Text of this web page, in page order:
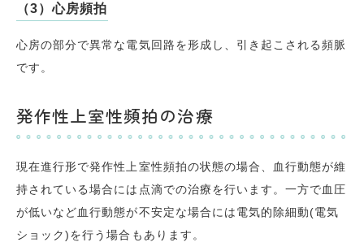
（3）心房頻拍
心房の部分で異常な電気回路を形成し、引き起こされる頻脈
です。
発作性上室性頻拍の治療
現在進行形で発作性上室性頻拍の状態の場合、血行動態が維
持されている場合には点滴での治療を行います。一方で血圧
が低いなど血行動態が不安定な場合には電気的除細動(電気
ショック)を行う場合もあります。